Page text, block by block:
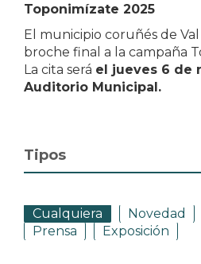
Toponimízate 2025
El municipio coruñés de
broche final a la campaña
La cita será el jueves 6 de
Auditorio Municipal.
Tipos
Cualquiera Novedad
Prensa
Exposición